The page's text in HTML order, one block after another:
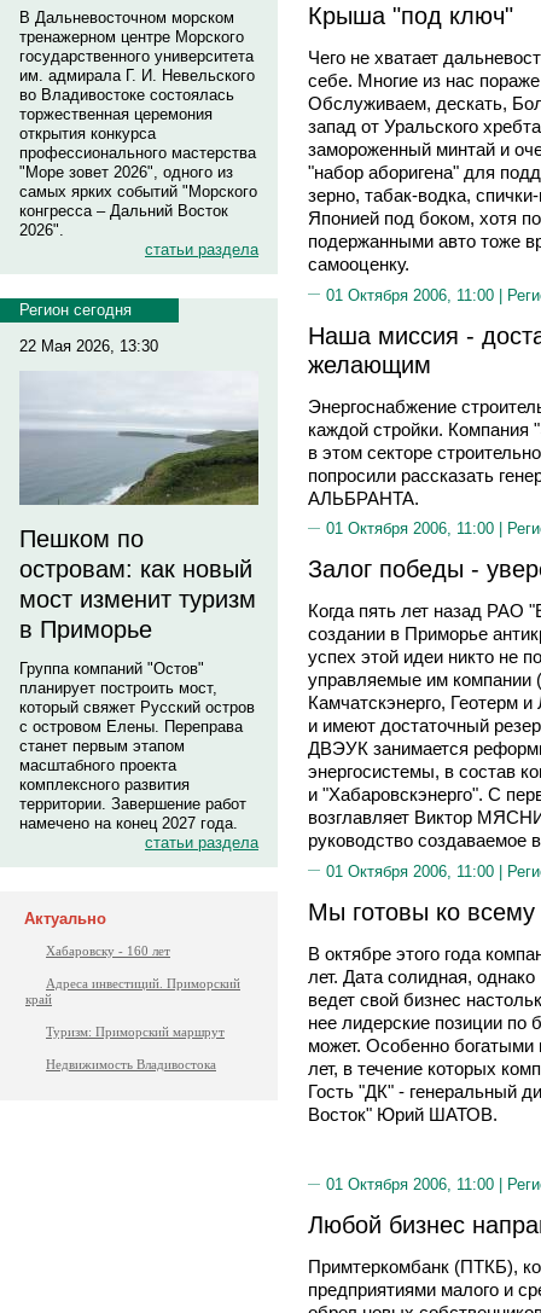
В Дальневосточном морском
тренажерном центре Морского
государственного университета
им. адмирала Г. И. Невельского
во Владивостоке состоялась
торжественная церемония
открытия конкурса
профессионального мастерства
"Море зовет 2026", одного из
самых ярких событий "Морского
конгресса – Дальний Восток
2026".
статьи раздела
Регион сегодня
22 Мая 2026, 13:30
Пешком по
островам: как новый
мост изменит туризм
в Приморье
Группа компаний "Остов"
планирует построить мост,
который свяжет Русский остров
с островом Елены. Переправа
станет первым этапом
масштабного проекта
комплексного развития
территории. Завершение работ
намечено на конец 2027 года.
статьи раздела
Актуально
Хабаровску - 160 лет
Адреса инвестиций. Приморский
край
Туризм: Приморский маршрут
Недвижимость Владивостока
Крыша "под ключ"
Чего не хватает
себе. Многие из нас
Обслуживаем, дескать,
запад от Уральского
замороженный минтай и
"набор аборигена" для
зерно, табак-водка,
Японией под боком, хотя
подержанными авто тоже
самооценку.
01 Октября 2006, 11:00 |
Наша миссия -
желающим
Энергоснабжение
каждой стройки.
в этом секторе
попросили рассказать
АЛЬБРАНТА.
01 Октября 2006, 11:00 |
Залог победы -
Когда пять лет назад РАО
создании в Приморье
успех этой идеи никто не
управляемые им компании
Камчатскэнерго, Геотерм
и имеют достаточный
ДВЭУК занимается
энергосистемы, в состав
и "Хабаровскэнерго". С
возглавляет Виктор
руководство
01 Октября 2006, 11:00 |
Мы готовы ко всему
В октябре этого года
лет. Дата солидная,
ведет свой бизнес
нее лидерские позиции по
может. Особенно богатыми
лет, в течение которых
Гость "ДК" - генеральный
Восток" Юрий ШАТОВ.
01 Октября 2006, 11:00 |
Любой бизнес
Примтеркомбанк (ПТКБ),
предприятиями малого и